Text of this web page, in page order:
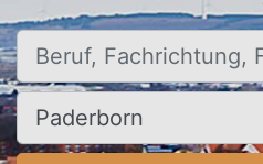
Beruf, Fachrichtung, Firma
Ort, Stadt